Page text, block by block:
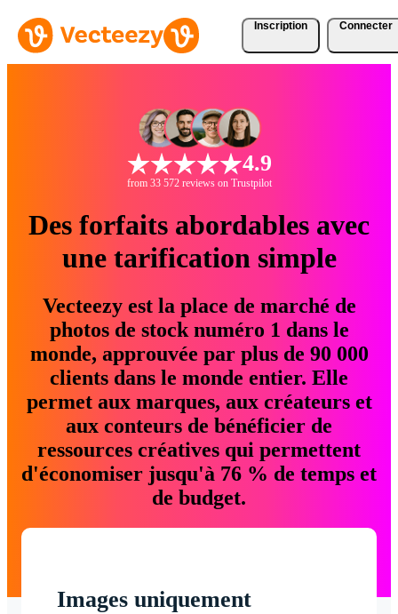
Inscription Connecter
4.9
from 33 572 reviews on Trustpilot
Des forfaits abordables avec
une tarification simple
Vecteezy est la place de marché de
photos de stock numéro 1 dans le
monde, approuvée par plus de 90 000
clients dans le monde entier. Elle
permet aux marques, aux créateurs et
aux conteurs de bénéficier de
ressources créatives qui permettent
d'économiser jusqu'à 76 % de temps et
de budget.
Images uniquement